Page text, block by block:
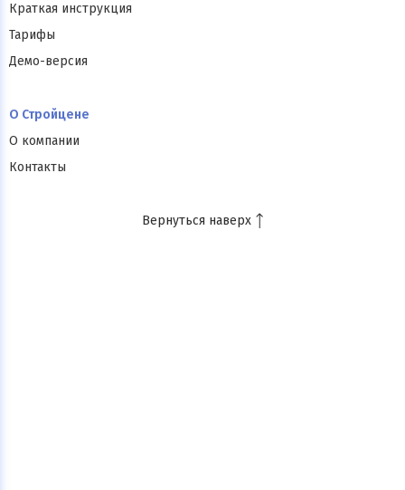
Краткая инструкция
Тарифы
Демо-версия
О Стройцене
О компании
Контакты
Вернуться наверх